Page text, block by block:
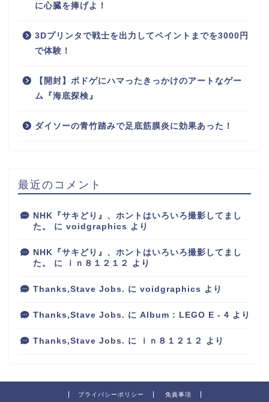
に心臓を捧げよ！
3Dプリンタで戦士を出力してペイントまでを3000円
で体験！
【開封】ボドゲにハマったきっかけのアートなゲー
ム『海底探検』
ダイソーの青竹踏みで足底筋膜炎に効果あった！
最近のコメント
NHK『サキどり』、ホントはいろいろ撮影してまし
た。
に voidgraphics より
NHK『サキどり』、ホントはいろいろ撮影してまし
た。
に ｉｎ８１２１２ より
Thanks,Stave Jobs. に voidgraphics より
Thanks,Stave Jobs. に Album : LEGO E - 4 より
Thanks,Stave Jobs. に ｉｎ８１２１２ より
プライバシーポリシー 免責事項